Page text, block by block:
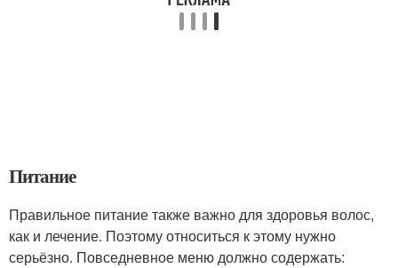
Питание
Правильное питание также важно для здоровья волос,
как и лечение. Поэтому относиться к этому нужно
серьёзно. Повседневное меню должно содержать: